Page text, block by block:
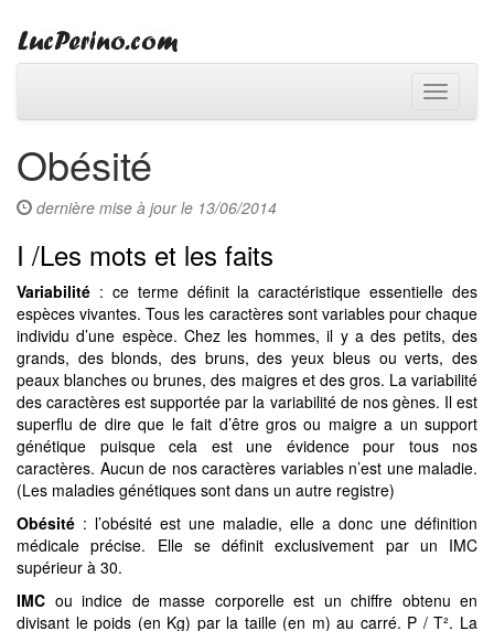
Toggle
Obésité
dernière mise à jour le 13/06/2014
I /Les mots et les faits
Variabilité : ce terme définit la caractéristique essentielle des
espèces vivantes. Tous les caractères sont variables pour chaque
individu d’une espèce. Chez les hommes, il y a des petits, des
grands, des blonds, des bruns, des yeux bleus ou verts, des
peaux blanches ou brunes, des maigres et des gros. La variabilité
des caractères est supportée par la variabilité de nos gènes. Il est
superflu de dire que le fait d’être gros ou maigre a un support
génétique puisque cela est une évidence pour tous nos
caractères. Aucun de nos caractères variables n’est une maladie.
(Les maladies génétiques sont dans un autre registre)
Obésité : l’obésité est une maladie, elle a donc une définition
médicale précise. Elle se définit exclusivement par un IMC
supérieur à 30.
IMC ou indice de masse corporelle est un chiffre obtenu en
divisant le poids (en Kg) par la taille (en m) au carré. P / T². La